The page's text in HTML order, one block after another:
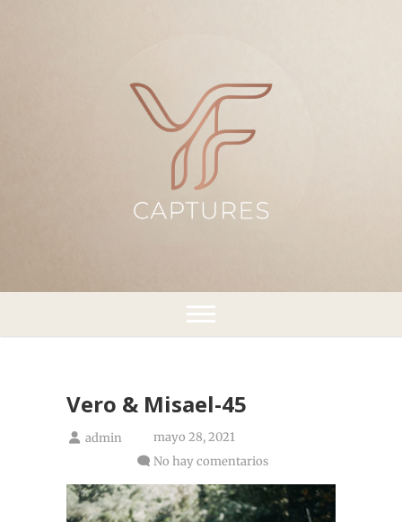
YFCaptures
Vero & Misael-45
admin
mayo 28, 2021
No hay comentarios